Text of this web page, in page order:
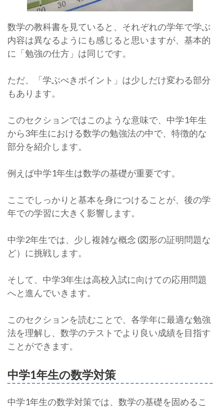
数学の教科書を見ていると、それぞれの学年で学ぶ
内容は異なるようにも感じると思いますが、基本的
に「勉強の仕方」は同じです。
ただ、「学ぶべきポイント」は少しだけ変わる部分
もあります。
このセクションではこのような意味で、中学1年生
から3年生における数学の勉強法の中で、特徴的な
部分を紹介します。
例えば中学1年生は数学の基礎が重要です。
ここでしっかりと基本を身につけることが、後の学
年での学習に大きく影響します。
中学2年生では、少し複雑な概念 (図形の証明問題な
ど）に挑戦します。
そして、中学3年生は高校入試に向けての応用問題
へと進んでいきます。
このセクションを読むことで、各学年に最適な勉強
法を理解し、数学のテストでより良い成績を目指す
ことができます。
中学1年生の数学対策
中学1年生の数学対策では、数学の基礎を固めるこ